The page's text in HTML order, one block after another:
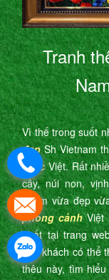
Tranh
Vì thế trong suốt
đẹpSh Vietnam
nước Việt. Rất
cây, núi non,
phẩm vừa đẹp
phong cảnhViệt
nhất tại trang
quý khách có thể
thêu này, tìm